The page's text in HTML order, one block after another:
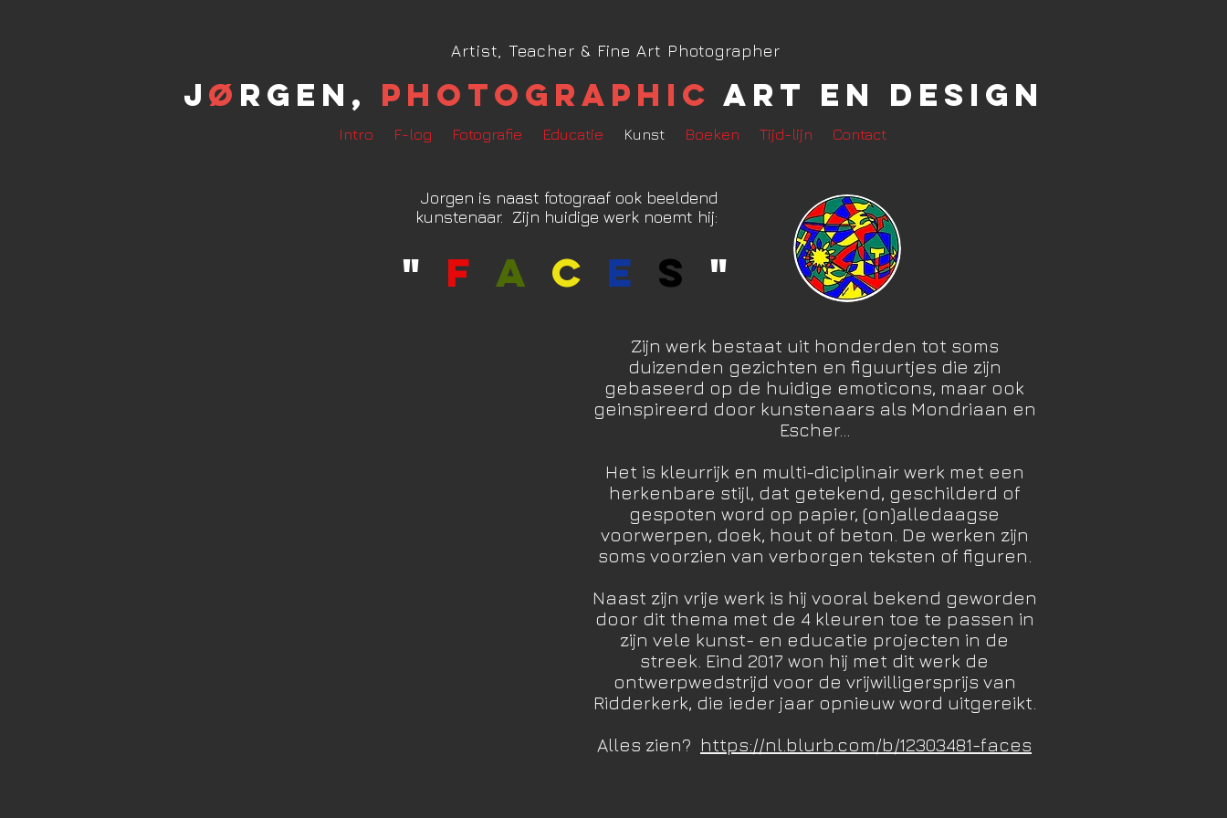
Artist, Teacher & Fine Art Photographer
J ø rgen, Photographic Art en Design
Intro F-log Fotografie Educatie Kunst Boeken Tijd-lijn Contact
Jorgen is naast fotograaf ook beeldend
kunstenaar. Zijn huidige werk noemt hij:
" f a c e s "
Zijn werk bestaat uit honderden tot soms
duizenden gezichten en figuurtjes die zijn
gebaseerd op de huidige emoticons, maar ook
geinspireerd door kunstenaars als Mondriaan en
Escher...
Het is kleurrijk en multi-diciplinair werk met een
herkenbare stijl, dat getekend, geschilderd of
gespoten word op papier, (on)alledaagse
voorwerpen, doek, hout of beton. De werken zijn
soms voorzien van verborgen teksten of figuren.
Naast zijn vrije werk is hij vooral bekend geworden
door dit thema met de 4 kleuren toe te passen in
zijn vele kunst- en educatie projecten in de
streek. Eind 2017 won hij met dit werk de
ontwerpwedstrijd voor de vrijwilligersprijs van
Ridderkerk, die ieder jaar opnieuw word uitgereikt.
Alles zien? https://nl.blurb.com/b/12303481-faces